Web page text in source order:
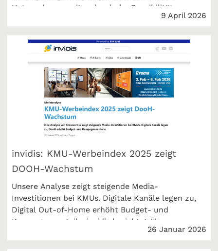
Unternehmensseite, aber hohe Sensibilität.
Entscheidend ist die richtige Umsetzung. Meedia
9 April 2026
invidis: KMU-Werbeindex 2025 zeigt
DOOH-Wachstum
Unsere Analyse zeigt steigende Media-
Investitionen bei KMUs. Digitale Kanäle legen zu,
Digital Out-of-Home erhöht Budget- und
Kampagnenanteile. invidis berichtet über unseren
26 Januar 2026